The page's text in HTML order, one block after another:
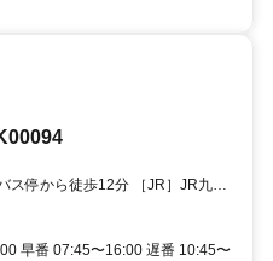
［アクセス詳細］
早番 07:45〜16:00 遅番 10:45〜